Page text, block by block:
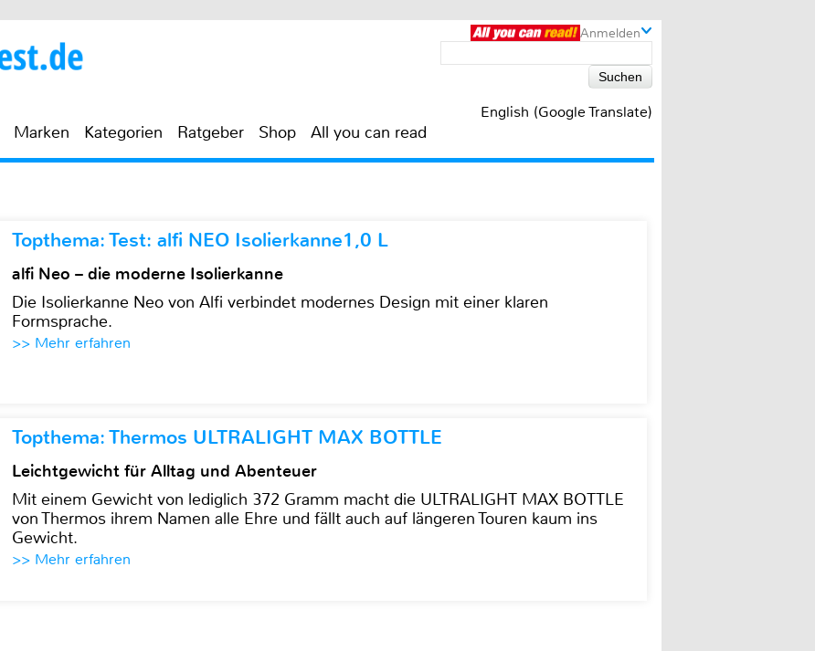
Anmelden
English (Google Translate)
Marken Kategorien Ratgeber Shop All you can read
Topthema: Test: alfi NEO Isolierkanne1,0 L
alfi Neo – die moderne Isolierkanne
Die Isolierkanne Neo von Alfi verbindet modernes Design mit einer klaren
Formsprache.
>> Mehr erfahren
Topthema: Thermos ULTRALIGHT MAX BOTTLE
Leichtgewicht für Alltag und Abenteuer
Mit einem Gewicht von lediglich 372 Gramm macht die ULTRALIGHT MAX BOTTLE
von Thermos ihrem Namen alle Ehre und fällt auch auf längeren Touren kaum ins
Gewicht.
>> Mehr erfahren